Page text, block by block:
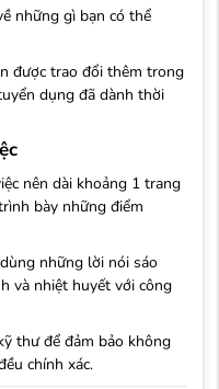
những gì bạn có thể
được trao đổi thêm trong
dụng đã dành thời
nên dài khoảng 1 trang
bày những điểm
những lời nói sáo
và nhiệt huyết với công
thư để đảm bảo không
chính xác.